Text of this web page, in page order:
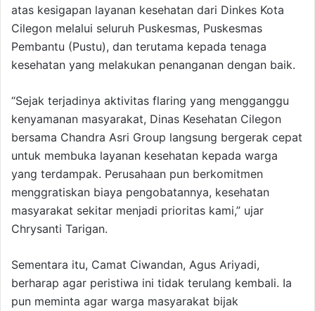
atas kesigapan layanan kesehatan dari Dinkes Kota
Cilegon melalui seluruh Puskesmas, Puskesmas
Pembantu (Pustu), dan terutama kepada tenaga
kesehatan yang melakukan penanganan dengan baik.
“Sejak terjadinya aktivitas flaring yang mengganggu
kenyamanan masyarakat, Dinas Kesehatan Cilegon
bersama Chandra Asri Group langsung bergerak cepat
untuk membuka layanan kesehatan kepada warga
yang terdampak. Perusahaan pun berkomitmen
menggratiskan biaya pengobatannya, kesehatan
masyarakat sekitar menjadi prioritas kami,” ujar
Chrysanti Tarigan.
Sementara itu, Camat Ciwandan, Agus Ariyadi,
berharap agar peristiwa ini tidak terulang kembali. Ia
pun meminta agar warga masyarakat bijak